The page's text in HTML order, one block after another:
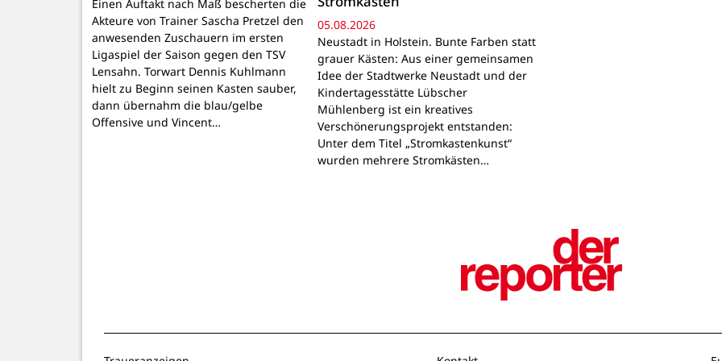
Einen Auftakt nach Maß bescherten die
Akteure von Trainer Sascha Pretzel den
anwesenden Zuschauern im ersten
Ligaspiel der Saison gegen den TSV
Lensahn. Torwart Dennis Kuhlmann
hielt zu Beginn seinen Kasten sauber,
dann übernahm die blau/gelbe
Offensive und Vincent…
05.08.2026
Neustadt in Holstein. Bunte Farben statt
grauer Kästen: Aus einer gemeinsamen
Idee der Stadtwerke Neustadt und der
Kindertagesstätte Lübscher
Mühlenberg ist ein kreatives
Verschönerungsprojekt entstanden:
Unter dem Titel „Stromkastenkunst“
wurden mehrere Stromkästen…